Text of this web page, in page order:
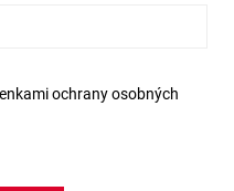
ochrany osobných